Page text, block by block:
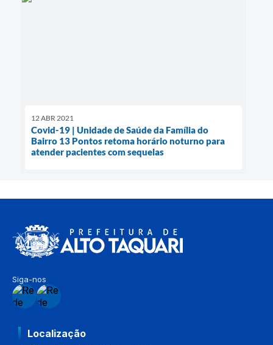
12 ABR 2021
Covid-19 | Unidade de Saúde da Família do
Bairro 13 Pontos retoma horário noturno para
atender pacientes com sequelas
Siga-nos
Localização